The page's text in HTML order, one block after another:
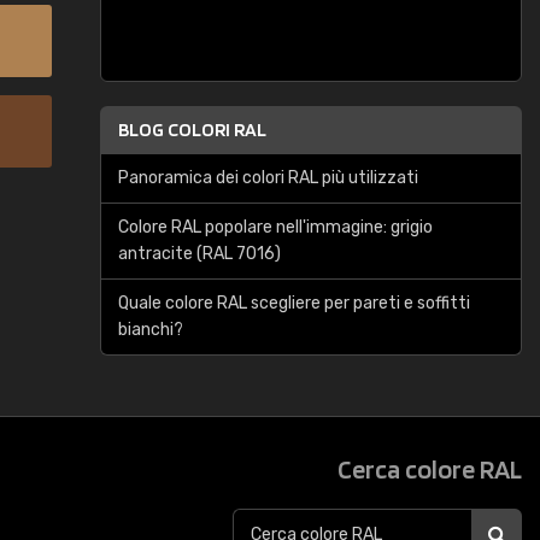
BLOG COLORI RAL
Panoramica dei colori RAL più utilizzati
Colore RAL popolare nell'immagine: grigio
antracite (RAL 7016)
Quale colore RAL scegliere per pareti e soffitti
bianchi?
Cerca colore RAL